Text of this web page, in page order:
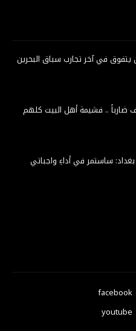
يتفوق في آخر تجارب سباق البحرين
ضارباً .. فشيمة أهل البيت كلهم
ساستمر في أداءِ واجباتي
facebook
youtube